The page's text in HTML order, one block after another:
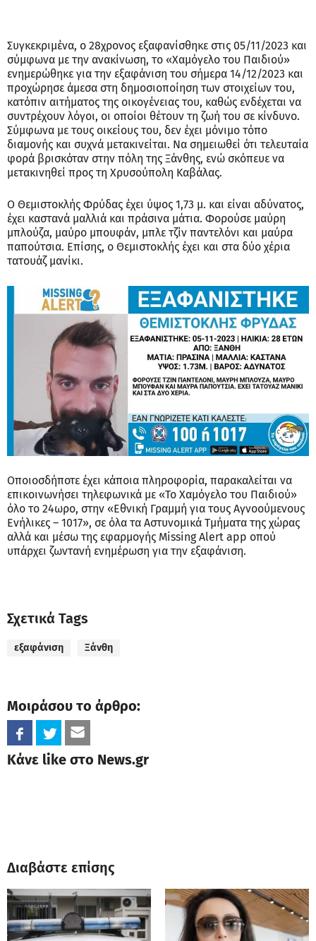
Συγκεκριμένα, ο 28χρονος εξαφανίσθηκε στις 05/11/2023 και
σύμφωνα με την ανακίνωση, το «Χαμόγελο του Παιδιού»
ενημερώθηκε για την εξαφάνιση του σήμερα 14/12/2023 και
προχώρησε άμεσα στη δημοσιοποίηση των στοιχείων του,
κατόπιν αιτήματος της οικογένειας του, καθώς ενδέχεται να
συντρέχουν λόγοι, οι οποίοι θέτουν τη ζωή του σε κίνδυνο.
Σύμφωνα με τους οικείους του, δεν έχει μόνιμο τόπο
διαμονής και συχνά μετακινείται. Να σημειωθεί ότι τελευταία
φορά βρισκόταν στην πόλη της Ξάνθης, ενώ σκόπευε να
μετακινηθεί προς τη Χρυσούπολη Καβάλας.
Ο Θεμιστοκλής Φρύδας έχει ύψος 1,73 μ. και είναι αδύνατος,
έχει καστανά μαλλιά και πράσινα μάτια. Φορούσε μαύρη
μπλούζα, μαύρο μπουφάν, μπλε τζίν παντελόνι και μαύρα
παπούτσια. Επίσης, ο Θεμιστοκλής έχει και στα δύο χέρια
τατουάζ μανίκι.
Οποιοσδήποτε έχει κάποια πληροφορία, παρακαλείται να
επικοινωνήσει τηλεφωνικά με «Το Χαμόγελο του Παιδιού»
όλο το 24ωρο, στην «Εθνική Γραμμή για τους Αγνοούμενους
Ενήλικες – 1017», σε όλα τα Αστυνομικά Τμήματα της χώρας
αλλά και μέσω της εφαρμογής Missing Alert app οπού
υπάρχει ζωντανή ενημέρωση για την εξαφάνιση.
Σχετικά Tags
εξαφάνιση Ξάνθη
Μοιράσου το άρθρο:
Κάνε like στο News.gr
Διαβάστε επίσης